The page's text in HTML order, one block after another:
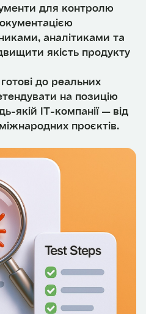
для контролю
аналітиками та
якість продукту
до реальних
на позицію
якій ІТ-компанії — від
проєктів.